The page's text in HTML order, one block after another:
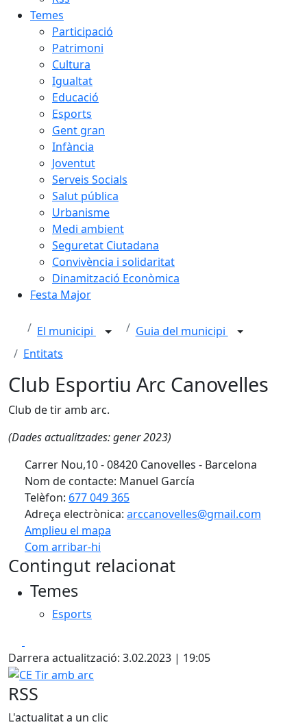
Temes
Participació
Patrimoni
Cultura
Igualtat
Educació
Esports
Gent gran
Infància
Joventut
Serveis Socials
Salut pública
Urbanisme
Medi ambient
Seguretat Ciutadana
Convivència i solidaritat
Dinamització Econòmica
Festa Major
El municipi
Guia del municipi
Entitats
Club Esportiu Arc Canovelles
Club de tir amb arc.
(Dades actualitzades: gener 2023)
Carrer Nou,10 - 08420 Canovelles - Barcelona
Nom de contacte: Manuel García
Telèfon: 677 049 365
Adreça electrònica: arccanovelles@gmail.com
Amplieu el mapa
Com arribar-hi
+
Contingut relacionat
Temes
Esports
Darrera actualització: 3.02.2023 | 19:05
CE Tir amb arc
RSS
L'actualitat a un clic